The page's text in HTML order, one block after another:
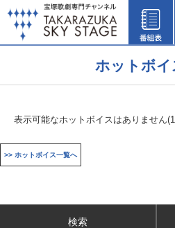
ホットボイ
表示可能なホットボイスはありません
>> ホットボイス一覧へ
検索